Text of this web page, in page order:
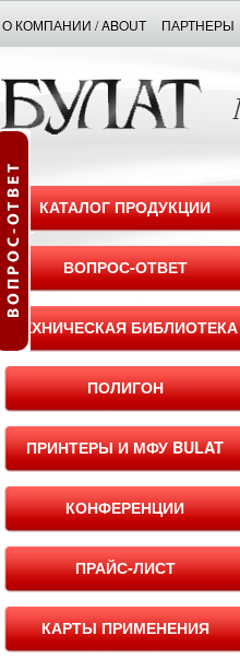
О КОМПАНИИ / ABOUT ПАРТНЕРЫ
КАТАЛОГ ПРОДУКЦИИ
ВОПРОС-ОТВЕТ
ТЕХНИЧЕСКАЯ БИБЛИОТЕКА
ПОЛИГОН
ПРИНТЕРЫ И МФУ BULAT
КОНФЕРЕНЦИИ
ПРАЙС-ЛИСТ
КАРТЫ ПРИМЕНЕНИЯ